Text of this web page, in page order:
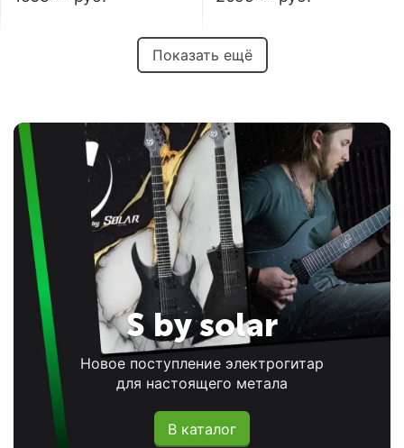
Показать ещё
S by solar
Новое поступление электрогитар
для настоящего метала
В каталог